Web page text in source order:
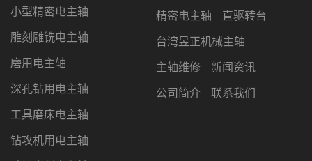
小型精密电主轴
雕刻雕铣电主轴
磨用电主轴
深孔钻用电主轴
工具磨床电主轴
钻攻机用电主轴
精密电主轴
直驱转台
台湾昱正机械主轴
主轴维修
新闻资讯
公司简介
联系我们